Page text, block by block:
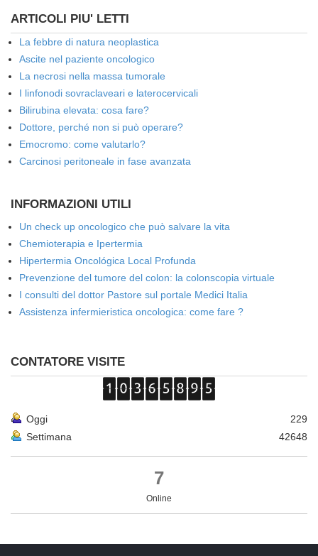
ARTICOLI PIU' LETTI
La febbre di natura neoplastica
Ascite nel paziente oncologico
La necrosi nella massa tumorale
I linfonodi sovraclaveari e laterocervicali
Bilirubina elevata: cosa fare?
Dottore, perché non si può operare?
Emocromo: come valutarlo?
Carcinosi peritoneale in fase avanzata
INFORMAZIONI UTILI
Un check up oncologico che può salvare la vita
Chemioterapia e Ipertermia
Hipertermia Oncológica Local Profunda
Prevenzione del tumore del colon: la colonscopia virtuale
I consulti del dottor Pastore sul portale Medici Italia
Assistenza infermieristica oncologica: come fare ?
CONTATORE VISITE
Oggi
229
Settimana
42648
7
Online